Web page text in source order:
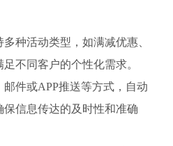
种活动类型，如满减优惠、
不同客户的个性化需求。
邮件或APP推送等方式，自动
信息传达的及时性和准确